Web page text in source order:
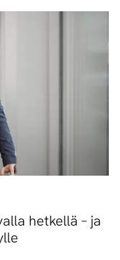
hetkellä – ja